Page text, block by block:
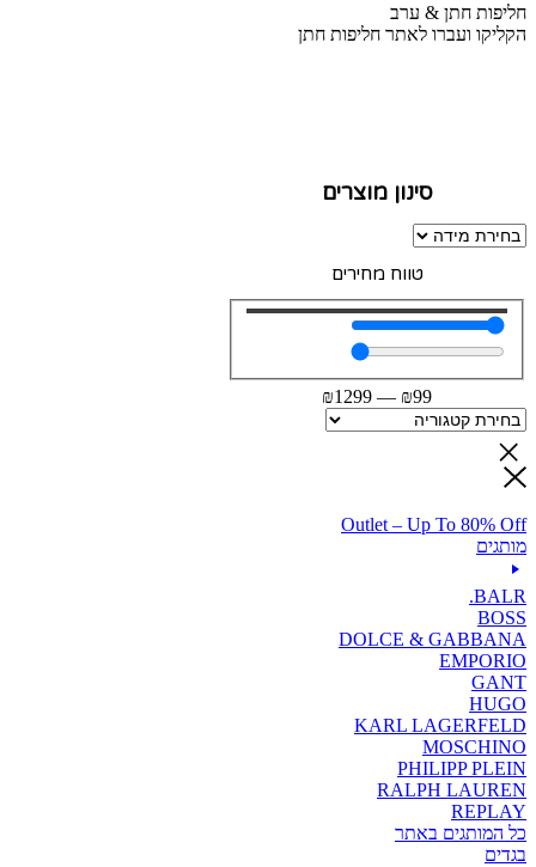
חליפות חתן & ערב
הקליקו ועברו לאתר חליפות חתן
סינון מוצרים
טווח מחירים
₪99
—
₪1299
Outlet – Up To 80% Off
מותגים
BALR.
BOSS
DOLCE & GABBANA
EMPORIO
GANT
HUGO
KARL LAGERFELD
MOSCHINO
PHILIPP PLEIN
RALPH LAUREN
REPLAY
כל המותגים באתר
בגדים